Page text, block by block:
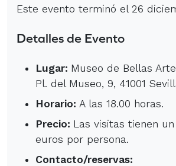
Este evento terminó el 26
Detalles de Evento
Lugar: Museo de Bellas
Pl. del Museo, 9, 41001
Horario: A las 18.00 horas.
Precio: Las visitas tienen
euros por persona.
Contacto/reservas: